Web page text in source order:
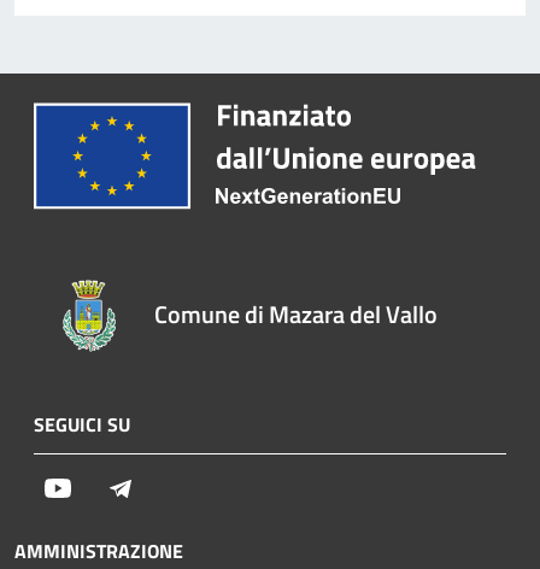
Comune di Mazara del Vallo
SEGUICI SU
Youtube
AMMINISTRAZIONE